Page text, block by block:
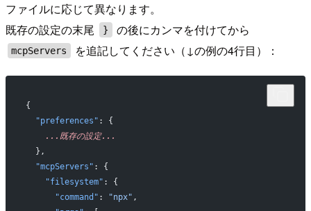
ファイルに応じて異なります。
既存の設定の末尾
} の後にカンマを付けてから
mcpServers を追記してください（↓の例の4行目）：
{
  "preferences"
: {
    ...既存の設定...
  },
  "mcpServers"
: {
    "filesystem"
: {
      "command"
: "npx" ,